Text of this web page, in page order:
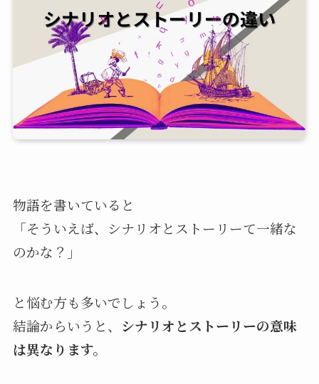
物語を書いていると
「そういえば、シナリオとストーリーて一緒な
のかな？」
と悩む方も多いでしょう。
結論からいうと、 シナリオとストーリーの意味
は異なります。